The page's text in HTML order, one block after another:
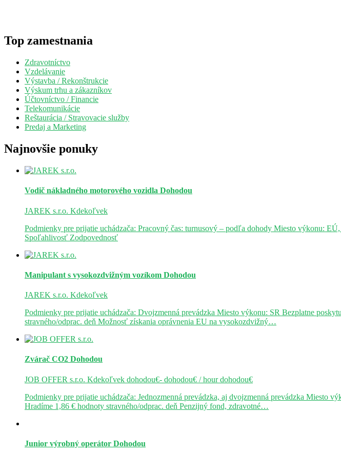
Top zamestnania
Zdravotníctvo
Vzdelávanie
Výstavba / Rekonštrukcie
Výskum trhu a zákazníkov
Účtovníctvo / Financie
Telekomunikácie
Reštaurácia / Stravovacie služby
Predaj a Marketing
Najnovšie ponuky
Vodič nákladného motorového vozidla Dohodou
JAREK s.r.o. Kdekoľvek
Podmienky pre prijatie uchádzača: Pracovný čas: turnusový – podľa dohody Miesto výkonu:
Spoľahlivosť Zodpovednosť
Manipulant s vysokozdvižným vozíkom Dohodou
JAREK s.r.o. Kdekoľvek
Podmienky pre prijatie uchádzača: Dvojzmenná prevádzka Miesto výkonu: SR Bezplatne
stravného/odprac. deň Možnosť získania oprávnenia EU na vysokozdvižný…
Zvárač CO2 Dohodou
JOB OFFER s.r.o. Kdekoľvek dohodou€- dohodou€ / hourdohodou€
Podmienky pre prijatie uchádzača: Jednozmenná prevádzka, aj dvojzmenná prevádzka Miesto
Hradíme 1,86 € hodnoty stravného/odprac. deň Penzijný fond, zdravotné…
Junior výrobný operátor Dohodou